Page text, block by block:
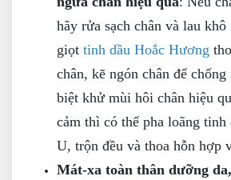
hãy rửa sạch chân và lau
giọt tinh dầu Hoắc Hương
chân, kẽ ngón chân để
biệt khử mùi hôi chân hiệu
cảm thì có thể pha loãng
U, trộn đều và thoa hỗn hợp
Mát-xa toàn thân dưỡng